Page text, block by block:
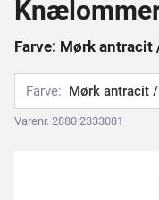
Farve: Mørk antracit
Farve: Mørk antracit
Varenr. 2880 2333081